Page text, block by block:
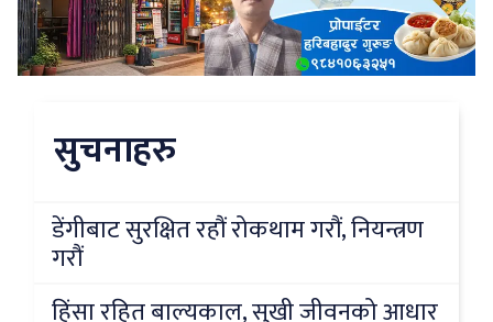
सुचनाहरु
डेंगीबाट सुरक्षित रहौं रोकथाम गरौं, नियन्त्रण
गरौं
हिंसा रहित बाल्यकाल, सुखी जीवनको आधार